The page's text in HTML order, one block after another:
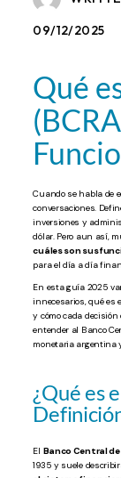
09/12/2025
Qué
Cuando se habla de
conversaciones.
inversiones y
dólar. Pero aun así,
cuáles son sus
para el día a día
En esta guía 2025
innecesarios, qué es
y cómo cada
entender al Banco
monetaria argentina
¿Qué es
El Banco Central
1935 y suele